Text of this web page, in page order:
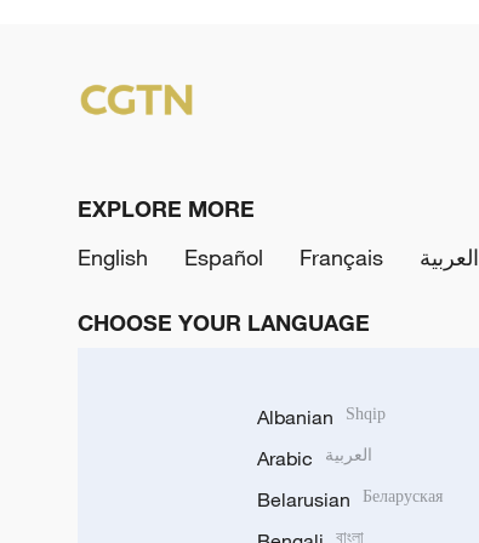
EXPLORE MORE
English
Español Français العربية
CHOOSE YOUR LANGUAGE
Albanian Shqip
Arabic العربية
Belarusian Беларуская
বাংলা